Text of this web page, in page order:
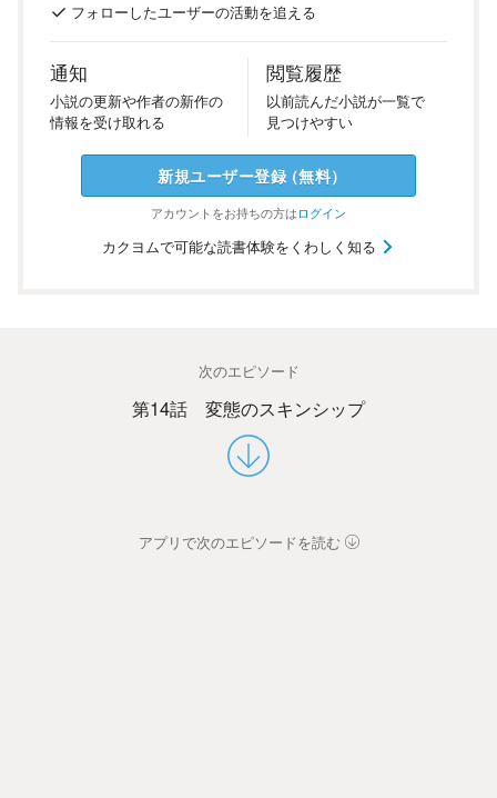
フォローしたユーザーの活動を追える
通知
小説の更新や作者の新作の
情報を受け取れる
閲覧履歴
以前読んだ小説が一覧で
見つけやすい
新規ユーザー登録（無料）
アカウントをお持ちの方はログイン
カクヨムで可能な読書体験をくわしく知る
次のエピソード
第14話 変態のスキンシップ
アプリで次のエピソードを読む